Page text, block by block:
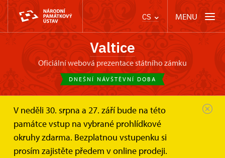
CS MENU
Valtice
oficiální webová prezentace státního zámku
DNEŠNÍ NÁVŠTĚVNÍ DOBA
V neděli 30. srpna a 27. září bude na této
památce vstup na vybrané prohlídkové
okruhy zdarma. Bezplatnou vstupenku si
prosím zajistěte předem v online prodeji.
Zámek Valtice
Svatby a pronájmy
Zasedací místnost na nádvoří
Zasedací místnost na nádvoří